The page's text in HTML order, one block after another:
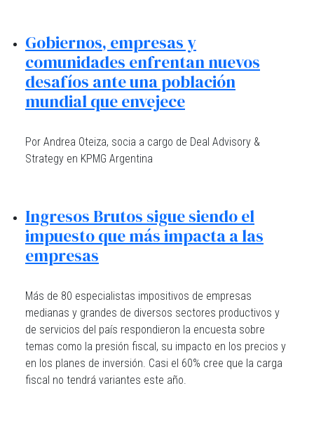
Gobiernos, empresas y
comunidades enfrentan nuevos
desafíos ante una población
mundial que envejece
Por Andrea Oteiza, socia a cargo de Deal Advisory &
Strategy en KPMG Argentina
Ingresos Brutos sigue siendo el
impuesto que más impacta a las
empresas
Más de 80 especialistas impositivos de empresas
medianas y grandes de diversos sectores productivos y
de servicios del país respondieron la encuesta sobre
temas como la presión fiscal, su impacto en los precios y
en los planes de inversión. Casi el 60% cree que la carga
fiscal no tendrá variantes este año.